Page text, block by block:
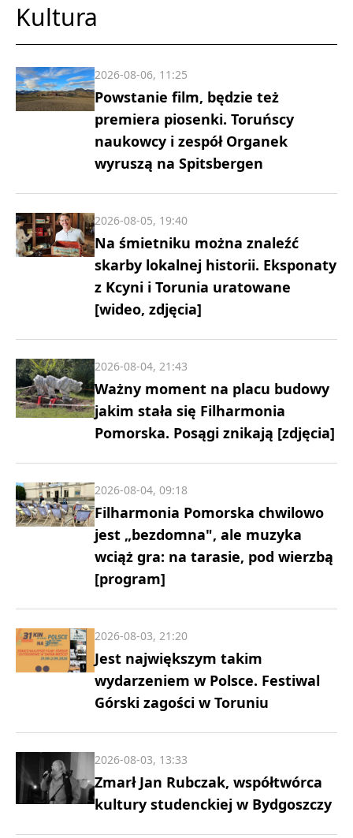
Kultura
Powstanie film, będzie też
premiera piosenki. Toruńscy
naukowcy i zespół Organek
wyruszą na Spitsbergen
2026-08-06, 11:25
Na śmietniku można znaleźć
skarby lokalnej historii. Eksponaty
z Kcyni i Torunia uratowane
[wideo, zdjęcia]
2026-08-05, 19:40
Ważny moment na placu budowy
jakim stała się Filharmonia
Pomorska. Posągi znikają [zdjęcia]
2026-08-04, 21:43
Filharmonia Pomorska chwilowo
jest „bezdomna", ale muzyka
wciąż gra: na tarasie, pod wierzbą
[program]
2026-08-04, 09:18
Jest największym takim
wydarzeniem w Polsce. Festiwal
Górski zagości w Toruniu
2026-08-03, 21:20
Zmarł Jan Rubczak, współtwórca
kultury studenckiej w Bydgoszczy
2026-08-03, 13:33